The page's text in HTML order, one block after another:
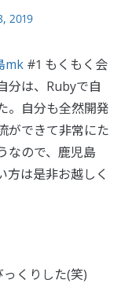
2019
mk #1 もくもく会
分は、Rubyで自
。自分も全然開発
ができて非常にた
なので、鹿児島
方は是非お越しく
くりした(笑)